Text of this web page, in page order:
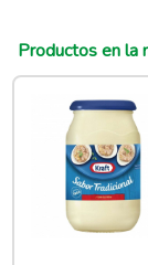
Productos en la